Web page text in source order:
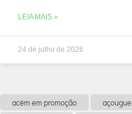
LEIA MAIS »
24 de julho de 2026
acém em promoção açougue